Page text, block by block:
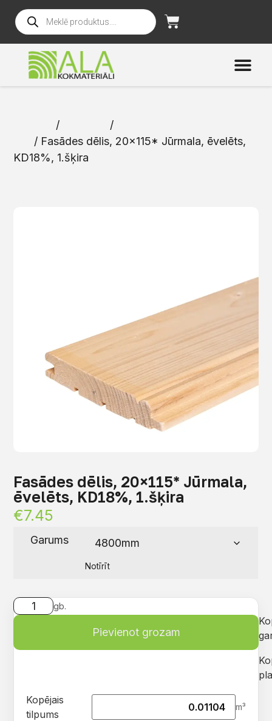
/ /
/ Fasādes dēlis, 20×115* Jūrmala, ēvelēts,
KD18%, 1.šķira
Fasādes dēlis, 20×115* Jūrmala,
ēvelēts, KD18%, 1.šķira
€7.45
Garums
Notīrīt
gb.
Pievienot grozam
Kopējais
tilpums
m³